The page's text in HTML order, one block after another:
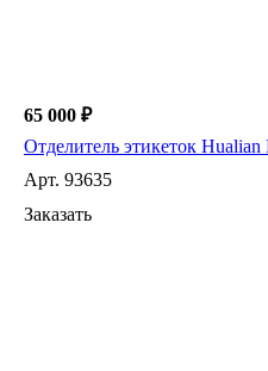
65 000 ₽
Отделитель этикеток
Арт. 93635
Заказать